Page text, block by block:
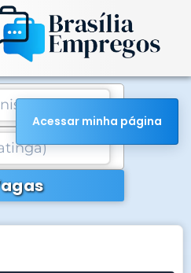
Acessar minha página